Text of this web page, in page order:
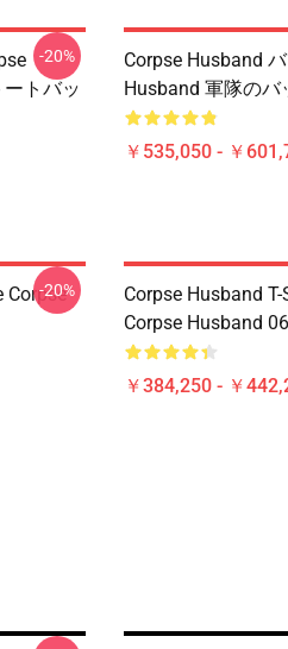
トバッ
-20%
Corpse Husband
Husband 軍隊のバ
￥535,050 - ￥
Corpse
-20%
Corpse Husband
Corpse Husband
￥384,250 - ￥